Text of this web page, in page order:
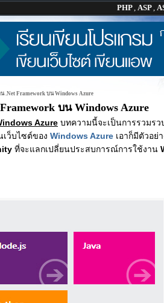
PHP, ASP,
.Net Framework บน Windows Azure
บน Windows Azure
Azure บทความนี้จะเป็นการรวมรว
เว็บไซต์ของ Windows Azure เอาก็มีตัวอย่
ที่จะแลกเปลี่ยนประสบการณ์การใช้งาน